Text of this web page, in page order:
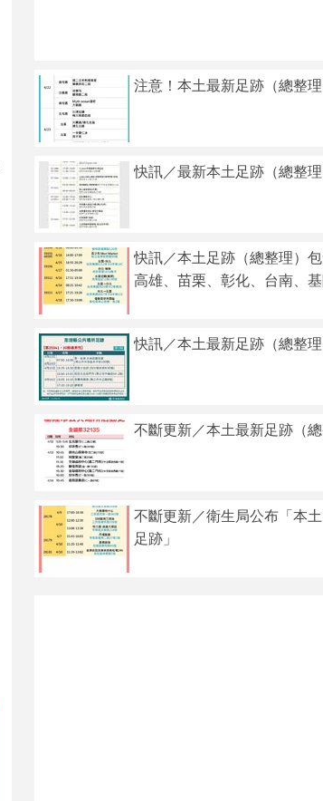
注意！本土最新足跡（總整
快訊／最新本土足跡（總整
快訊／本土足跡（總整理）
高雄、苗栗、彰化、台南、
快訊／本土最新足跡（總整
不斷更新／本土最新足跡（
不斷更新／衛生局公布「本
足跡」